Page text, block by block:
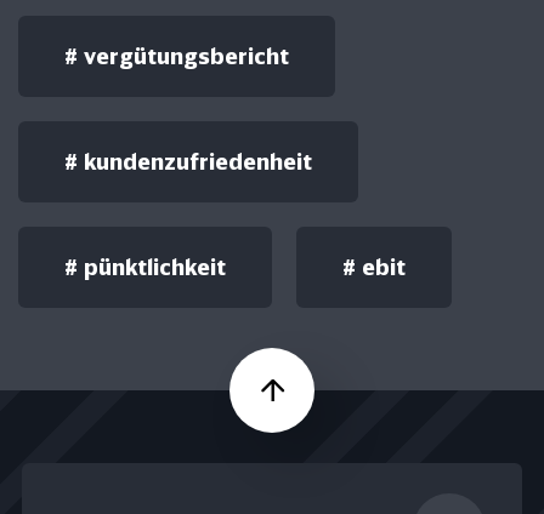
# vergütungsbericht
# kundenzufriedenheit
# pünktlichkeit # ebit
Nach oben